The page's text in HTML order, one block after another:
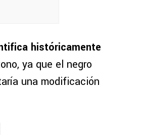
históricamente
ya que el negro
una modificación